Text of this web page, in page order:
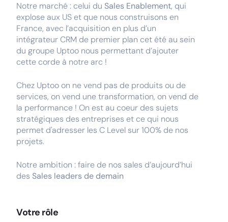
Notre marché : celui du Sales Enablement, qui
explose aux US et que nous construisons en
France, avec l’acquisition en plus d’un
intégrateur CRM de premier plan cet été au sein
du groupe Uptoo nous permettant d’ajouter
cette corde à notre arc !
Chez Uptoo on ne vend pas de produits ou de
services, on vend une transformation, on vend de
la performance ! On est au coeur des sujets
stratégiques des entreprises et ce qui nous
permet d'adresser les C Level sur 100% de nos
projets.
Notre ambition : faire de nos sales d’aujourd’hui
des Sales leaders de demain
Votre rôle